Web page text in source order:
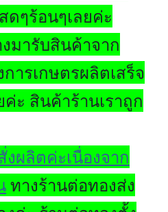
ดๆร้อนๆเลยค่ะ
มารับสินค้าจาก
ารเกษตรผลิตเสร็จ
ะ สินค้าร้านเราถูก
ผลิตค่ะเนื่องจาก
ทางร้านต่อทองส่ง